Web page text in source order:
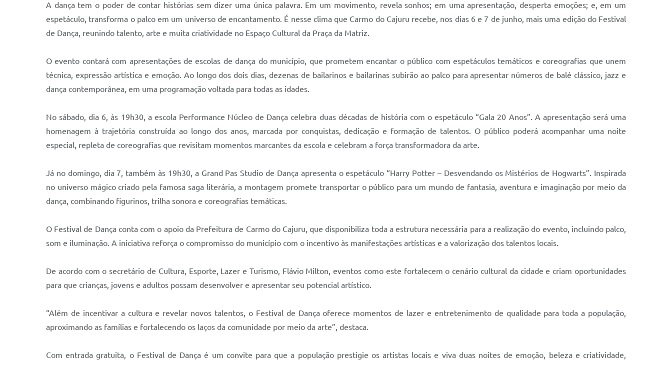
A dança tem o poder de contar histórias sem dizer uma única palavra. Em um movimento, revela sonhos; em uma apresentação, desperta emoções; e, em um
espetáculo, transforma o palco em um universo de encantamento. É nesse clima que Carmo do Cajuru recebe, nos dias 6 e 7 de junho, mais uma edição do Festival
de Dança, reunindo talento, arte e muita criatividade no Espaço Cultural da Praça da Matriz.
O evento contará com apresentações de escolas de dança do município, que prometem encantar o público com espetáculos temáticos e coreografias que unem
técnica, expressão artística e emoção. Ao longo dos dois dias, dezenas de bailarinos e bailarinas subirão ao palco para apresentar números de balé clássico, jazz e
dança contemporânea, em uma programação voltada para todas as idades.
No sábado, dia 6, às 19h30, a escola Performance Núcleo de Dança celebra duas décadas de história com o espetáculo “Gala 20 Anos”. A apresentação será uma
homenagem à trajetória construída ao longo dos anos, marcada por conquistas, dedicação e formação de talentos. O público poderá acompanhar uma noite
especial, repleta de coreografias que revisitam momentos marcantes da escola e celebram a força transformadora da arte.
Já no domingo, dia 7, também às 19h30, a Grand Pas Studio de Dança apresenta o espetáculo “Harry Potter – Desvendando os Mistérios de Hogwarts”. Inspirada
no universo mágico criado pela famosa saga literária, a montagem promete transportar o público para um mundo de fantasia, aventura e imaginação por meio da
dança, combinando figurinos, trilha sonora e coreografias temáticas.
O Festival de Dança conta com o apoio da Prefeitura de Carmo do Cajuru, que disponibiliza toda a estrutura necessária para a realização do evento, incluindo palco,
som e iluminação. A iniciativa reforça o compromisso do município com o incentivo às manifestações artísticas e a valorização dos talentos locais.
De acordo com o secretário de Cultura, Esporte, Lazer e Turismo, Flávio Milton, eventos como este fortalecem o cenário cultural da cidade e criam oportunidades
para que crianças, jovens e adultos possam desenvolver e apresentar seu potencial artístico.
“Além de incentivar a cultura e revelar novos talentos, o Festival de Dança oferece momentos de lazer e entretenimento de qualidade para toda a população,
aproximando as famílias e fortalecendo os laços da comunidade por meio da arte”, destaca.
Com entrada gratuita, o Festival de Dança é um convite para que a população prestigie os artistas locais e viva duas noites de emoção, beleza e criatividade,